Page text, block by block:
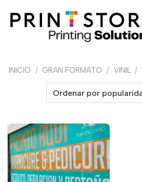
contenido
INICIO / GRAN FORMATO / VINIL /